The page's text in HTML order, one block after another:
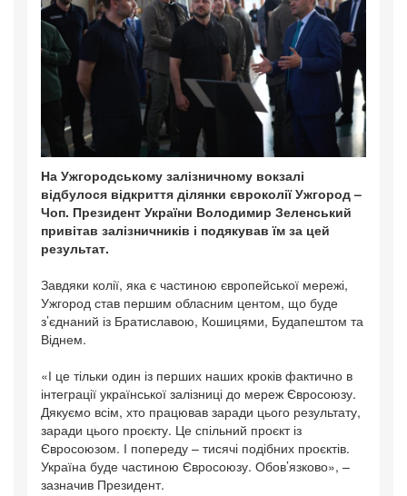
На Ужгородському залізничному вокзалі
відбулося відкриття ділянки євроколії Ужгород –
Чоп. Президент України Володимир Зеленський
привітав залізничників і подякував їм за цей
результат.
Завдяки колії, яка є частиною європейської мережі,
Ужгород став першим обласним центом, що буде
з’єднаний із Братиславою, Кошицями, Будапештом та
Віднем.
«І це тільки один із перших наших кроків фактично в
інтеграції української залізниці до мереж Євросоюзу.
Дякуємо всім, хто працював заради цього результату,
заради цього проєкту. Це спільний проєкт із
Євросоюзом. І попереду – тисячі подібних проєктів.
Україна буде частиною Євросоюзу. Обов’язково», –
зазначив Президент.